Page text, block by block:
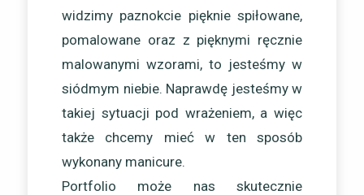
widzimy paznokcie pięknie spiłowane,
pomalowane oraz z pięknymi ręcznie
malowanymi wzorami, to jesteśmy w
siódmym niebie. Naprawdę jesteśmy w
takiej sytuacji pod wrażeniem, a więc
także chcemy mieć w ten sposób
wykonany manicure.
Portfolio może nas skutecznie